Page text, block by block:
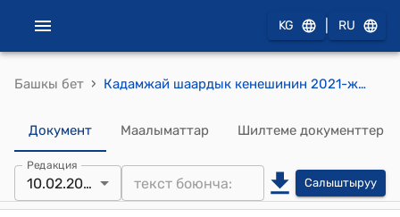
KG RU
Башкы бет › Кадамжай шаардык кенешинин 2021-жылдын 10-февралындагы № 197 "2020-жылдын жыйынтыгы боюнча Кадамжай шаарынын мэри Б.Бегалиевдин отчету жөнүндө" токтому
Документ Маалыматтар Шилтеме документтер
Редакция
10.02.2021 Салыштыруу